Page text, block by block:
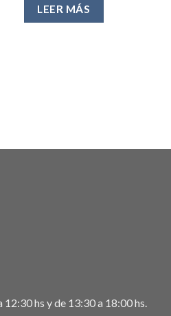
LEER MÁS
12:30 hs y de 13:30 a 18:00 hs.